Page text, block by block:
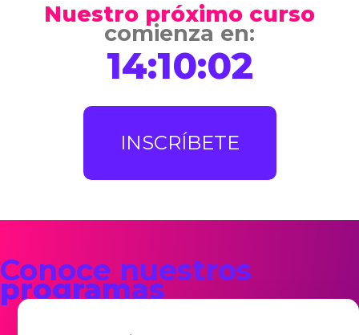
Nuestro próximo curso
comienza en:
14:10:01
INSCRÍBETE
Conoce nuestros
programas